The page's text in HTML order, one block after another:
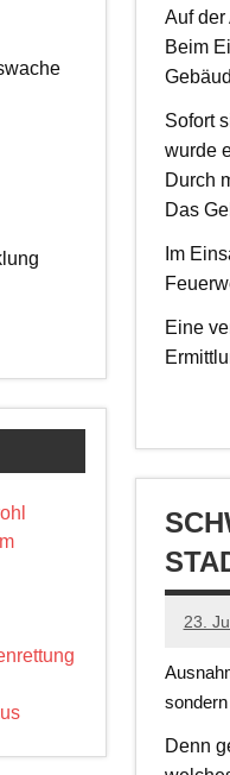
Auf der
Beim
Sofort
wurde
Durch
Das
Im
Eine
23.
Denn